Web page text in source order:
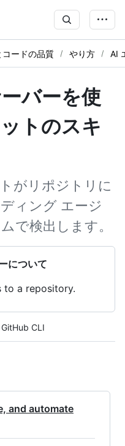
ードの品質 やり方 AI
バーを使
トのスキ
がリポジトリに
ィング エージ
で検出します。
について
to a repository.
GitHub CLI
and automate